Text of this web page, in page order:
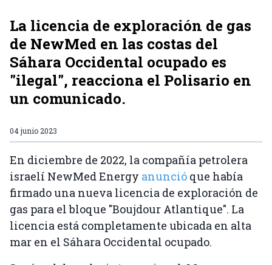
La licencia de exploración de gas
de NewMed en las costas del
Sáhara Occidental ocupado es
"ilegal", reacciona el Polisario en
un comunicado.
04 junio 2023
En diciembre de 2022, la compañía petrolera
israelí NewMed Energy anunció que había
firmado una nueva licencia de exploración de
gas para el bloque "Boujdour Atlantique". La
licencia está completamente ubicada en alta
mar en el Sáhara Occidental ocupado.